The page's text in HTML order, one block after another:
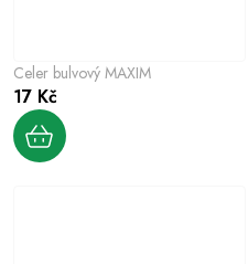
Celer bulvový MAXIM
17 Kč